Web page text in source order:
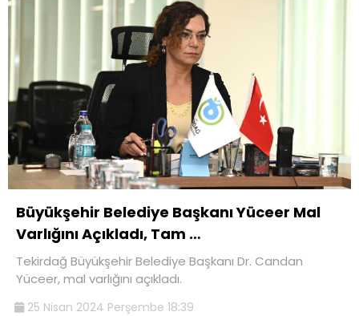
Büyükşehir Belediye Başkanı Yüceer Mal
Varlığını Açıkladı, Tam …
Tekirdağ Büyükşehir Belediye Başkanı Dr. Candan
Yüceer, mal varlığını açıkladı.
25 Nisan 2024 Perşembe 18:39